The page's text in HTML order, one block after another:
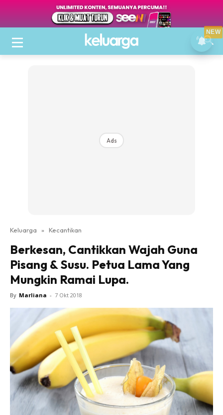
Ads
Keluarga » Kecantikan
Berkesan, Cantikkan Wajah Guna
Pisang & Susu. Petua Lama Yang
Mungkin Ramai Lupa.
By Marliana - 7 Okt 2018
NEW